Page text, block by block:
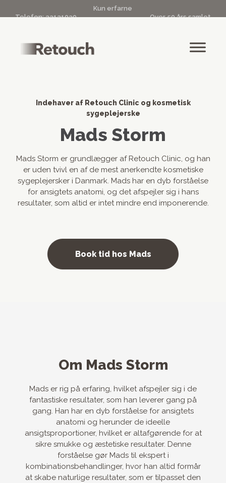
Telefon:33131030
Kun erfarne
sygeplejersker
Over 50 års samlet
Indehaver af Retouch Clinic og kosmetisk
sygeplejerske
Mads Storm
Mads Storm er grundlægger af Retouch Clinic, og han
er uden tvivl en af de mest anerkendte kosmetiske
sygeplejersker i Danmark. Mads har en dyb forståelse
for ansigtets anatomi, og det afspejler sig i hans
resultater, som altid er intet mindre end imponerende.
Book tid hos Mads
Om Mads Storm
Mads er rig på erfaring, hvilket afspejler sig i de
fantastiske resultater, som han leverer gang på
gang. Han har en dyb forståelse for ansigtets
anatomi og herunder de ideelle
ansigtsproportioner, hvilket er altafgørende for at
sikre smukke og æstetiske resultater. Denne
forståelse gør Mads til ekspert i
kombinationsbehandlinger, hvor han altid formår
at skabe naturlige resultater, som er tilpasset den